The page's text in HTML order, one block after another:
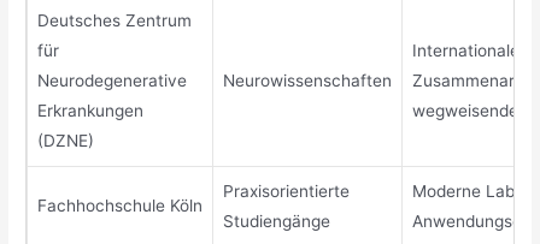
Deutsches Zentrum
für
Neurodegenerative
Erkrankungen
(DZNE)
Neurowissenschaften
Internationale
wegweisende
Fachhochschule Köln
Praxisorientierte
Studiengänge
Moderne